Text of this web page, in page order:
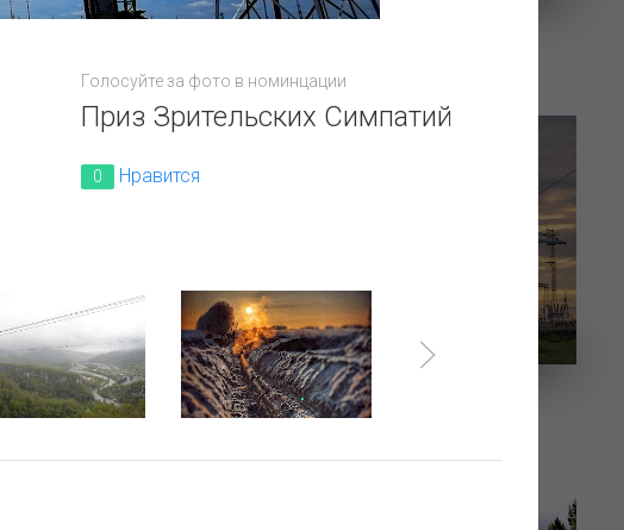
С заботой о пернатых обитателях
Голосуйте за фото в номинцации
Приз Зрительских Симпатий
0 Нравится